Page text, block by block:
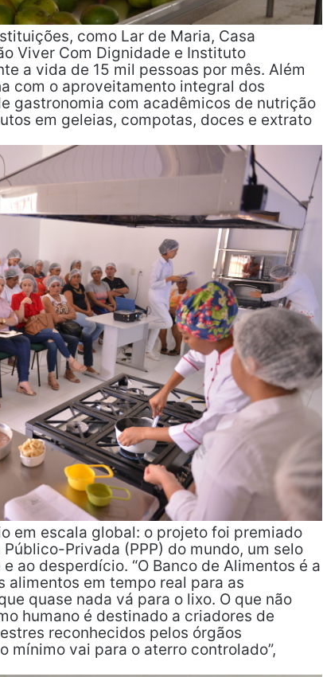
como Lar de Maria, Casa
Viver Com Dignidade e Instituto
a vida de 15 mil pessoas por mês. Além
com o aproveitamento integral dos
gastronomia com acadêmicos de nutrição
em geleias, compotas, doces e extrato
em escala global: o projeto foi premiado
Privada (PPP) do mundo, um selo
ao desperdício. “O Banco de Alimentos é a
alimentos em tempo real para as
quase nada vá para o lixo. O que não
humano é destinado a criadores de
reconhecidos pelos órgãos
mínimo vai para o aterro controlado”,